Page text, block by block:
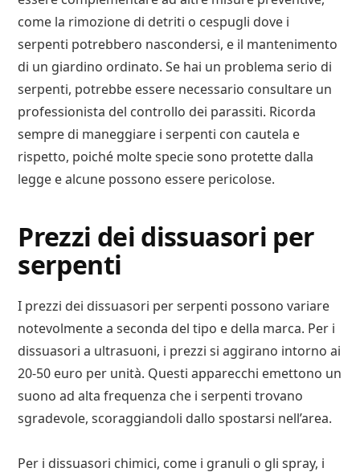
come la rimozione di detriti o cespugli dove i
serpenti potrebbero nascondersi, e il mantenimento
di un giardino ordinato. Se hai un problema serio di
serpenti, potrebbe essere necessario consultare un
professionista del controllo dei parassiti. Ricorda
sempre di maneggiare i serpenti con cautela e
rispetto, poiché molte specie sono protette dalla
legge e alcune possono essere pericolose.
Prezzi dei dissuasori per
serpenti
I prezzi dei dissuasori per serpenti possono variare
notevolmente a seconda del tipo e della marca. Per i
dissuasori a ultrasuoni, i prezzi si aggirano intorno ai
20-50 euro per unità. Questi apparecchi emettono un
suono ad alta frequenza che i serpenti trovano
sgradevole, scoraggiandoli dallo spostarsi nell’area.
Per i dissuasori chimici, come i granuli o gli spray, i